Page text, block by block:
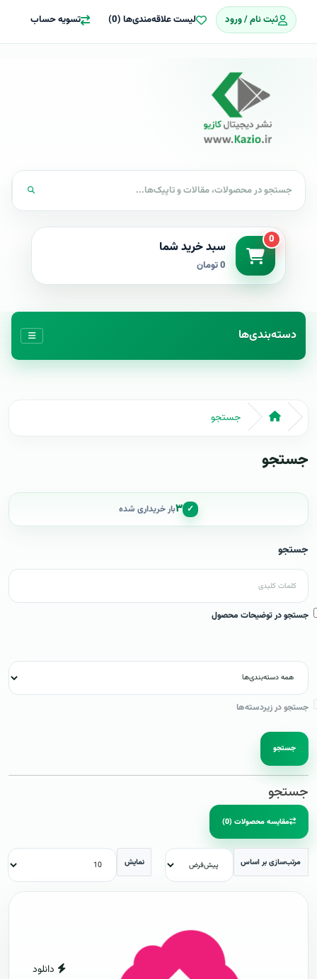
ثبت نام / ورود لیست علاقه‌مندی‌ها (0) تسویه حساب
0 سبد خرید شما
0 تومان
دسته‌بندی‌ها
جستجو
جستجو
✓ ۳بار خریداری شده
جستجو
جستجو در توضیحات محصول
جستجو در زیردسته‌ها
جستجو
جستجو
مقایسه محصولات (0)
مرتب‌سازی بر اساس نمایش
دانلود